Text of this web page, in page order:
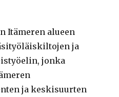
Itämeren alueen
ja
jonka
ja keskisuurten